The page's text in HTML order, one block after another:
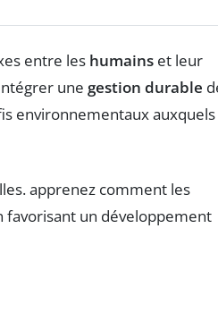
entre les humains et leur
une gestion durable
environnementaux auxquels